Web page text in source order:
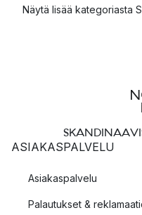
Näytä lisää kategoriasta
ASIAKASPALVELU
Asiakaspalvelu
Palautukset &